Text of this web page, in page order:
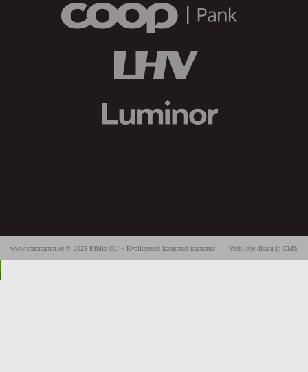
Veebilehe disain ja CMS
www.vanaraamat.ee © 2025 Biblio OÜ » Kvaliteetsed kasutatud raamatud